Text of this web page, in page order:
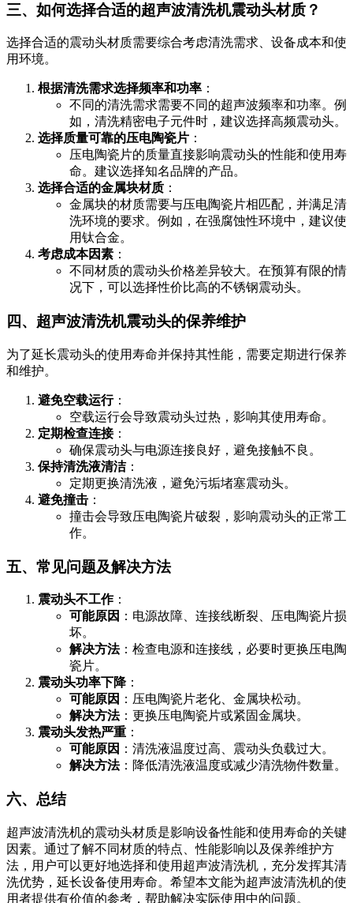
三、如何选择合适的超声波清洗机震动头材质？
选择合适的震动头材质需要综合考虑清洗需求、设备成本和使
用环境。
根据清洗需求选择频率和功率 ：
不同的清洗需求需要不同的超声波频率和功率。例
如，清洗精密电子元件时，建议选择高频震动头。
选择质量可靠的压电陶瓷片 ：
压电陶瓷片的质量直接影响震动头的性能和使用寿
命。建议选择知名品牌的产品。
选择合适的金属块材质 ：
金属块的材质需要与压电陶瓷片相匹配，并满足清
洗环境的要求。例如，在强腐蚀性环境中，建议使
用钛合金。
考虑成本因素 ：
不同材质的震动头价格差异较大。在预算有限的情
况下，可以选择性价比高的不锈钢震动头。
四、超声波清洗机震动头的保养维护
为了延长震动头的使用寿命并保持其性能，需要定期进行保养
和维护。
避免空载运行：
空载运行会导致震动头过热，影响其使用寿命。
定期检查连接：
确保震动头与电源连接良好，避免接触不良。
保持清洗液清洁：
定期更换清洗液，避免污垢堵塞震动头。
避免撞击 ：
撞击会导致压电陶瓷片破裂，影响震动头的正常工
作。
五、常见问题及解决方法
震动头不工作：
可能原因 ：电源故障、连接线断裂、压电陶瓷片损
坏。
解决方法：检查电源和连接线，必要时更换压电陶
瓷片。
震动头功率下降：
可能原因 ：压电陶瓷片老化、金属块松动。
解决方法：更换压电陶瓷片或紧固金属块。
震动头发热严重 ：
可能原因 ：清洗液温度过高、震动头负载过大。
解决方法：降低清洗液温度或减少清洗物件数量。
六、总结
超声波清洗机的震动头材质是影响设备性能和使用寿命的关键
因素。通过了解不同材质的特点、性能影响以及保养维护方
法，用户可以更好地选择和使用超声波清洗机，充分发挥其清
洗优势，延长设备使用寿命。希望本文能为超声波清洗机的使
用者提供有价值的参考，帮助解决实际使用中的问题。